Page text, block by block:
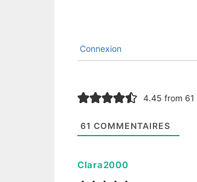
Connexion
4.45 from 61
61 COMMENTAIRES
Clara2000